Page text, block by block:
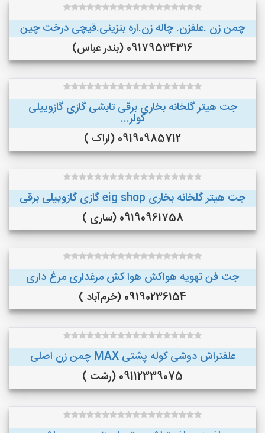
چمن زن .علفزن. چاله زن.اره بنزینی.قیچی درخت چین
09179534316 (بندر عباس)
جت هیتر گلخانه بخاری برقی تابشی گازی گازوییلی
کولر...
09190985712 (اراک )
جت هیتر گلخانه بخاری eig shop گازی گازوییلی برقی
09190961758 (ساری )
جت فن تهویه هواکش هوا کش مرغداری مرغ داری
09190236154 (خرم‌آباد )
علفتراش دوشی کوله پشتی MAX چمن زن اصلی
09112339075 (رشت )